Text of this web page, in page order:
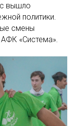
вышло
политики.
смены
«Система».